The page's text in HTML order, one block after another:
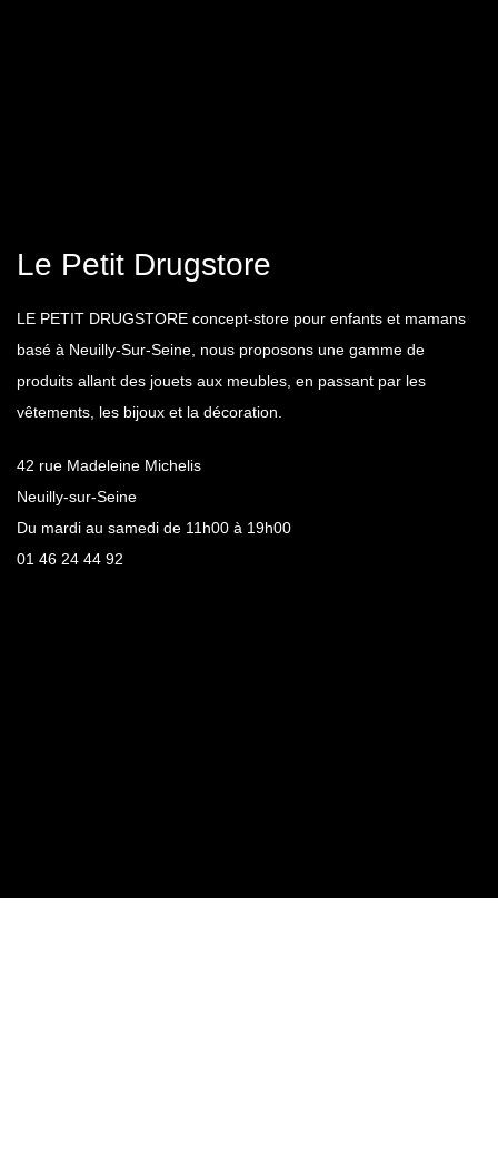
Le Petit Drugstore
LE PETIT DRUGSTORE concept-store pour enfants et mamans
basé à Neuilly-Sur-Seine, nous proposons une gamme de
produits allant des jouets aux meubles, en passant par les
vêtements, les bijoux et la décoration.
42 rue Madeleine Michelis
Neuilly-sur-Seine
Du mardi au samedi de 11h00 à 19h00
01 46 24 44 92